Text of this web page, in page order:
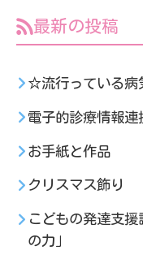
最新の投稿
☆流行っている
電子的診療情報連
お手紙と作品
クリスマス飾り
こどもの発達支
の力」